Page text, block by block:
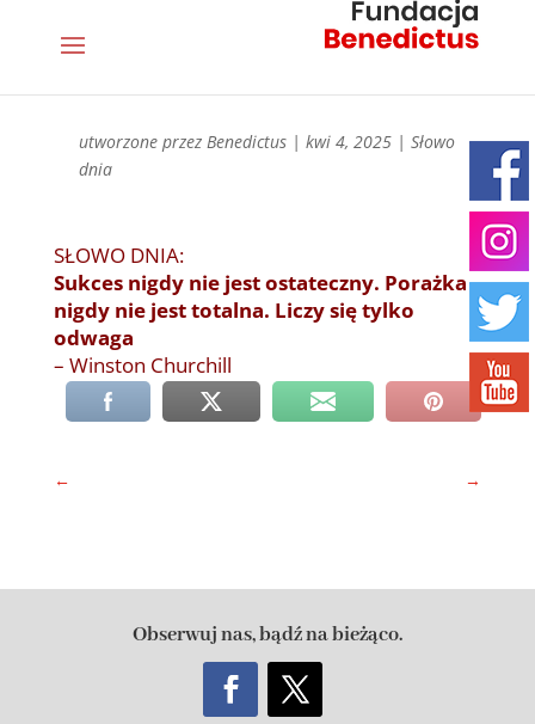
utworzone przez Benedictus| kwi 4, 2025| Słowo
dnia
SŁOWO DNIA:
Sukces nigdy nie jest ostateczny. Porażka
nigdy nie jest totalna. Liczy się tylko
odwaga
– Winston Churchill
← →
Obserwuj nas, bądź na bieżąco.